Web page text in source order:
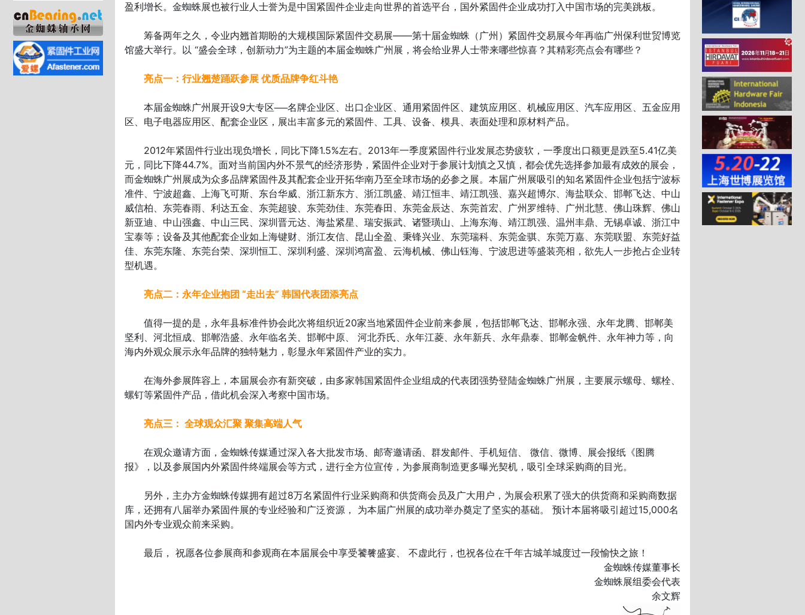
盈利增长。金蜘蛛展也被行业人士誉为是中国紧固件企业走向世界的首选平台，国外紧固件企业成功打入中国市场的完美跳板。
筹备两年之久，令业内翘首期盼的大规模国际紧固件交易展——第十届金蜘蛛（广州）紧固件交易展今年再临广州保利世贸博览
馆盛大举行。以 “盛会全球，创新动力”为主题的本届金蜘蛛广州展，将会给业界人士带来哪些惊喜？其精彩亮点会有哪些？
亮点一：行业翘楚踊跃参展 优质品牌争红斗艳
本届金蜘蛛广州展开设9大专区──名牌企业区、出口企业区、通用紧固件区、建筑应用区、机械应用区、汽车应用区、五金应用
区、电子电器应用区、配套企业区，展出丰富多元的紧固件、工具、设备、模具、表面处理和原材料产品。
2012年紧固件行业出现负增长，同比下降1.5%左右。2013年一季度紧固件行业发展态势疲软，一季度出口额更是跌至5.41亿美
元，同比下降44.7%。面对当前国内外不景气的经济形势，紧固件企业对于参展计划慎之又慎，都会优先选择参加最有成效的展会，
而金蜘蛛广州展成为众多品牌紧固件及其配套企业开拓华南乃至全球市场的必参之展。本届广州展吸引的知名紧固件企业包括宁波标
准件、宁波超鑫、上海飞可斯、东台华威、浙江新东方、浙江凯盛、靖江恒丰、靖江凯强、嘉兴超博尔、海盐联众、邯郸飞达、中山
威信柏、东莞春雨、利达五金、东莞超骏、东莞劲佳、东莞春田、东莞金辰达、东莞首宏、广州罗维特、广州北慧、佛山珠辉、佛山
新亚迪、中山强鑫、中山三民、深圳晋元达、海盐紧星、瑞安振武、诸暨璜山、上海东海、靖江凯强、温州丰鼎、无锡卓诚、浙江中
宝泰等；设备及其他配套企业如上海键财、浙江友信、昆山全盈、秉锋兴业、东莞瑞科、东莞金骐、东莞万嘉、东莞联盟、东莞好益
佳、东莞东隆、东莞台荣、深圳恒工、深圳利盛、深圳鸿富盈、云海机械、佛山钰海、宁波思进等盛装亮相，欲先人一步抢占企业转
型机遇。
亮点二：永年企业抱团 “走出去” 韩国代表团添亮点
值得一提的是，永年县标准件协会此次将组织近20家当地紧固件企业前来参展，包括邯郸飞达、邯郸永强、永年龙腾、邯郸美
坚利、河北恒成、邯郸浩盛、永年临名关、邯郸中原、 河北乔氏、永年江菱、永年新兵、永年鼎泰、邯郸金帆件、永年神力等，向
海内外观众展示永年品牌的独特魅力，彰显永年紧固件产业的实力。
在海外参展阵容上，本届展会亦有新突破，由多家韩国紧固件企业组成的代表团强势登陆金蜘蛛广州展，主要展示螺母、螺栓、
螺钉等紧固件产品，借此机会深入考察中国市场。
亮点三： 全球观众汇聚 聚集高端人气
在观众邀请方面，金蜘蛛传媒通过深入各大批发市场、邮寄邀请函、群发邮件、手机短信、 微信、微博、展会报纸《图腾
报》，以及参展国内外紧固件终端展会等方式，进行全方位宣传，为参展商制造更多曝光契机，吸引全球采购商的目光。
另外，主办方金蜘蛛传媒拥有超过8万名紧固件行业采购商和供货商会员及广大用户，为展会积累了强大的供货商和采购商数据
库，还拥有八届举办紧固件展的专业经验和广泛资源， 为本届广州展的成功举办奠定了坚实的基础。 预计本届将吸引超过15,000名
国内外专业观众前来采购。
最后， 祝愿各位参展商和参观商在本届展会中享受饕餮盛宴、 不虚此行，也祝各位在千年古城羊城度过一段愉快之旅！
金蜘蛛传媒董事长
金蜘蛛展组委会代表
余文辉